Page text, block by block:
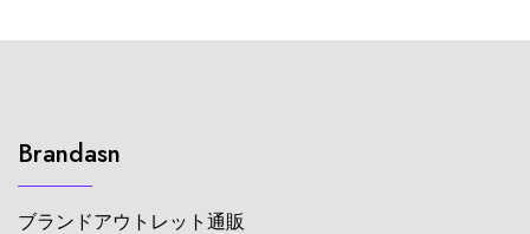
Brandasn
ブランドアウトレット通販